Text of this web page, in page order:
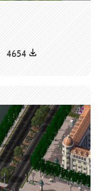
4654